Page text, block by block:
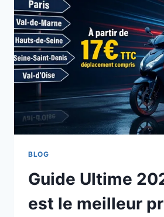
BLOG
Guide Ultime
est le meilleur